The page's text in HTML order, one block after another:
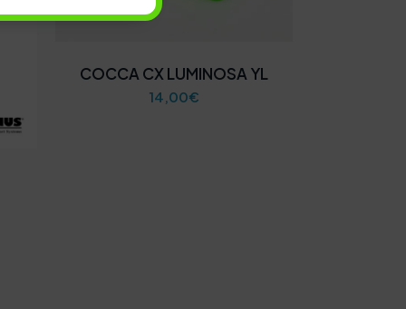
COCCA CX LUMINOSA YL
14,00€